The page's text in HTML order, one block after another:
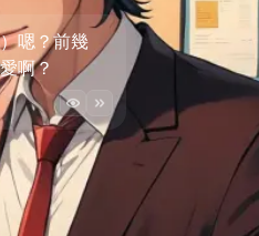
嗯？前幾
啊？